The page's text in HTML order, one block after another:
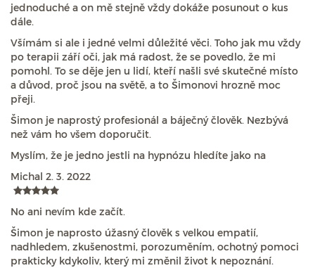
jednoduché a on mě stejně vždy dokáže posunout o kus
dále.
Všímám si ale i jedné velmi důležité věci. Toho jak mu vždy
po terapii září oči, jak má radost, že se povedlo, že mi
pomohl. To se děje jen u lidí, kteří našli své skutečné místo
a důvod, proč jsou na světě, a to Šimonovi hrozně moc
přeji.
Šimon je naprostý profesionál a báječný člověk. Nezbývá
než vám ho všem doporučit.
Myslím, že je jedno jestli na hypnózu hledíte jako na
Michal 2. 3. 2022
No ani nevím kde začít.
Šimon je naprosto úžasný člověk s velkou empatií,
nadhledem, zkušenostmi, porozuměním, ochotný pomoci
prakticky kdykoliv, který mi změnil život k nepoznání.